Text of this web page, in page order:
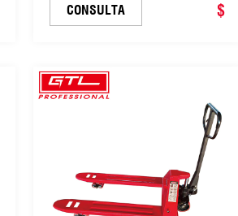
transpaleta manual
(45102002D)
CONSULTA $